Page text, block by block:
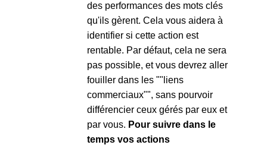
des performances des mots clés
qu'ils gèrent. Cela vous aidera à
identifier si cette action est
rentable. Par défaut, cela ne sera
pas possible, et vous devrez aller
fouiller dans les ""liens
commerciaux"", sans pourvoir
différencier ceux gérés par eux et
par vous. Pour suivre dans le
temps vos actions